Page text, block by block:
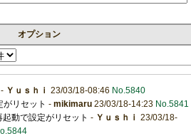
オプション
- Ｙｕｓｈｉ 23/03/18-08:46 No.5840
がリセット -mikimaru 23/03/18-14:23 No.5841
起動で設定がリセット - Ｙｕｓｈｉ 23/03/18-